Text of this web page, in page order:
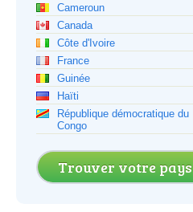
Cameroun
Canada
Côte d'Ivoire
France
Guinée
Haïti
République démocratique du
Congo
Trouver votre pays